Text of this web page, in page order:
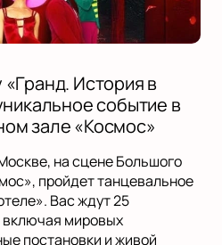
История в
событие в
зале «Космос»
на сцене Большого
пройдет танцевальное
Вас ждут 25
включая мировых
постановки и живой